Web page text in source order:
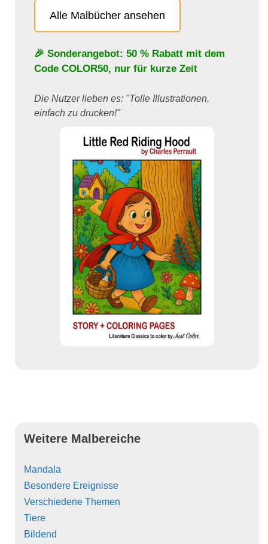
Alle Malbücher ansehen
🎉 Sonderangebot: 50 % Rabatt mit dem
Code COLOR50, nur für kurze Zeit
Die Nutzer lieben es: "Tolle Illustrationen,
einfach zu drucken!"
Weitere Malbereiche
Mandala
Besondere Ereignisse
Verschiedene Themen
Tiere
Bildend